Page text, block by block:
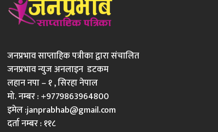
जनप्रभाव साप्ताहिक पत्रीका द्वारा संचालित
जनप्रभाव न्युज अनलाइन डटकम
लहान नपा – १ , सिरहा नेपाल
मो. नम्बर : +9779863964800
इमेल :janprabhab@gmail.com
दर्ता नम्बर : ११८